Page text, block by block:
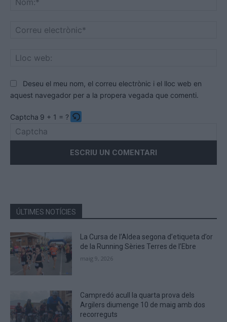
Deseu el meu nom, el correu electrònic i el lloc web en
aquest navegador per a la propera vegada que comenti.
Captcha 9 + 1 = ?
the
the
CAPTCHA
to
verify
that
you
ÚLTIMES NOTÍCIES
La Cursa de l’Aldea segona d’etiqueta d’or
de la Running Sèries Terres de l’Ebre
maig 9, 2026
Campredó acull la quarta prova dels
Argilers diumenge 10 de maig amb dos
recorreguts